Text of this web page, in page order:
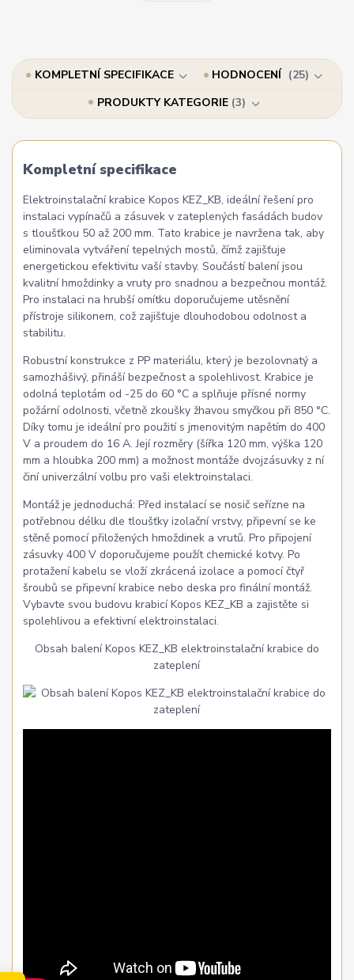
KOMPLETNÍ SPECIFIKACE HODNOCENÍ
25
PRODUKTY KATEGORIE 3
Kompletní specifikace
Elektroinstalační krabice Kopos KEZ_KB, ideální řešení pro
instalaci vypínačů a zásuvek v zateplených fasádách budov
s tloušťkou 50 až 200 mm. Tato krabice je navržena tak, aby
eliminovala vytváření tepelných mostů, čímž zajišťuje
energetickou efektivitu vaší stavby. Součástí balení jsou
kvalitní hmoždinky a vruty pro snadnou a bezpečnou montáž.
Pro instalaci na hrubší omítku doporučujeme utěsnění
přístroje silikonem, což zajišťuje dlouhodobou odolnost a
stabilitu.
Robustní konstrukce z PP materiálu, který je bezolovnatý a
samozhášivý, přináší bezpečnost a spolehlivost. Krabice je
odolná teplotám od -25 do 60 °C a splňuje přísné normy
požární odolnosti, včetně zkoušky žhavou smyčkou při 850 °C.
Díky tomu je ideální pro použití s jmenovitým napětím do 400
V a proudem do 16 A. Její rozměry (šířka 120 mm, výška 120
mm a hloubka 200 mm) a možnost montáže dvojzásuvky z ní
činí univerzální volbu pro vaši elektroinstalaci.
Montáž je jednoduchá: Před instalací se nosič seřízne na
potřebnou délku dle tloušťky izolační vrstvy, připevní se ke
stěně pomocí přiložených hmoždinek a vrutů. Pro připojení
zásuvky 400 V doporučujeme použít chemické kotvy. Po
protažení kabelu se vloží zkrácená izolace a pomocí čtyř
šroubů se připevní krabice nebo deska pro finální montáž.
Vybavte svou budovu krabicí Kopos KEZ_KB a zajistěte si
spolehlivou a efektivní elektroinstalaci.
Obsah balení Kopos KEZ_KB elektroinstalační krabice do
zateplení